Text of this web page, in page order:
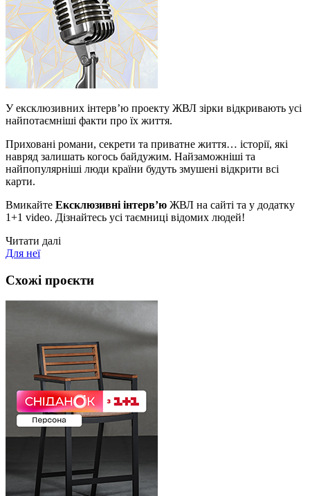
У ексклюзивних інтерв’ю проекту ЖВЛ зірки відкривають усі
найпотаємніші факти про їх життя.
Приховані романи, секрети та приватне життя… історії, які
навряд залишать когось байдужим. Найзаможніші та
найпопулярніші люди країни будуть змушені відкрити всі
карти.
Вмикайте Ексклюзивні інтерв’ю ЖВЛ на сайті та у додатку
1+1 video. Дізнайтесь усі таємниці відомих людей!
Читати далі
Для неї
Схожі проєкти